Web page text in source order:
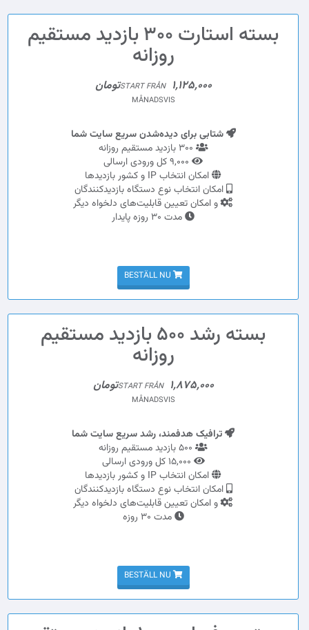
بسته استارت 300 بازدید مستقیم
روزانه
START FRÅN 1,125,000تومان
MÅNADSVIS
شتابی برای دیده‌شدن سریع سایت شما
امکان انتخاب IP و کشور بازدیدها
امکان انتخاب نوع دستگاه بازدیدکنندگان
و امکان تعیین قابلیت‌های دلخواه دیگر
مدت 30 روزه پایدار
BESTÄLL NU
بسته رشد 500 بازدید مستقیم
روزانه
START FRÅN 1,875,000تومان
MÅNADSVIS
ترافیک هدفمند، رشد سریع سایت شما
امکان انتخاب IP و کشور بازدیدها
امکان انتخاب نوع دستگاه بازدیدکنندگان
و امکان تعیین قابلیت‌های دلخواه دیگر
مدت 30 روزه
BESTÄLL NU